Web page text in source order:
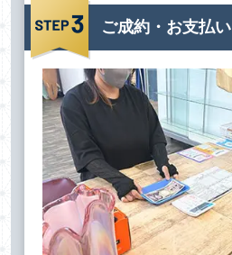
ご成約・お支払い